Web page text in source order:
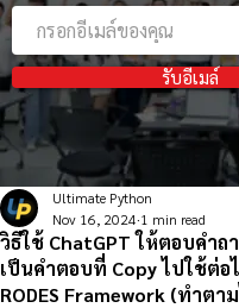
รับอีเมล์
วิธีใช้ ChatGPT ให้ตอบคำถ
เป็นคำตอบที่ Copy ไปใช้ต่
RODES Framework (ทำตา
Ultimate Python
Nov 16, 2024 1 min read